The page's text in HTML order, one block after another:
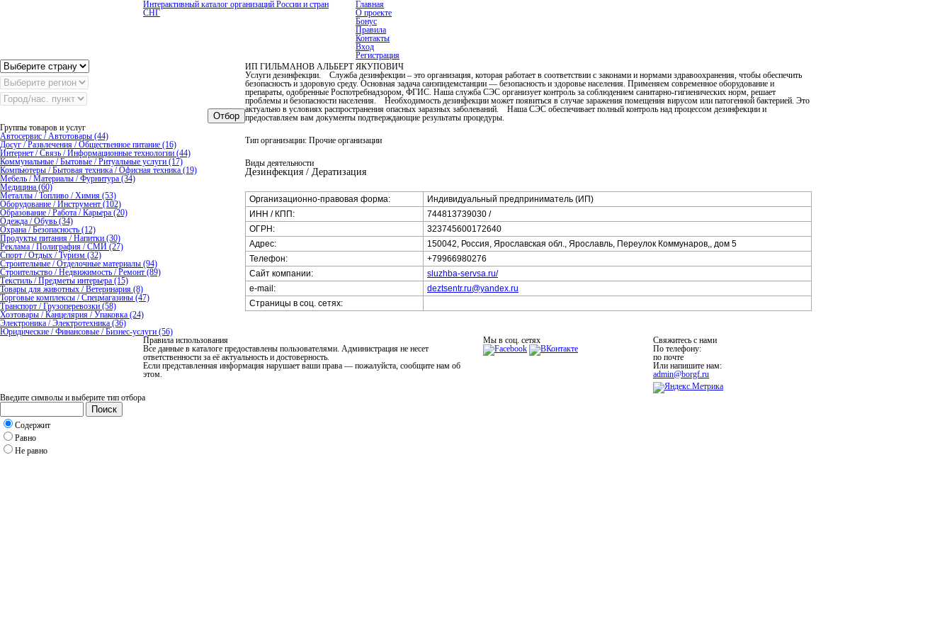
Интерактивный каталог организаций России и стран
СНГ
Главная
О проекте
Бонус
Правила
Контакты
Вход
Регистрация
Отбор
Группы товаров и услуг
Автосервис / Автотовары (44)
Досуг / Развлечения / Общественное питание (16)
Интернет / Связь / Информационные технологии (44)
Коммунальные / Бытовые / Ритуальные услуги (17)
Компьютеры / Бытовая техника / Офисная техника (19)
Мебель / Материалы / Фурнитура (34)
Медицина (60)
Металлы / Топливо / Химия (53)
Оборудование / Инструмент (102)
Образование / Работа / Карьера (20)
Одежда / Обувь (34)
Охрана / Безопасность (12)
Продукты питания / Напитки (30)
Реклама / Полиграфия / СМИ (27)
Спорт / Отдых / Туризм (32)
Строительные / Отделочные материалы (94)
Строительство / Недвижимость / Ремонт (89)
Текстиль / Предметы интерьера (15)
Товары для животных / Ветеринария (8)
Торговые комплексы / Спецмагазины (47)
Транспорт / Грузоперевозки (58)
Хозтовары / Канцелярия / Упаковка (24)
Электроника / Электротехника (36)
Юридические / Финансовые / Бизнес-услуги (56)
ИП ГИЛЬМАНОВ АЛЬБЕРТ ЯКУПОВИЧ
Услуги дезинфекции. Служба дезинфекции – это организация, которая работает в соответствии с законами и нормами здравоохранения, чтобы обеспечить
безопасность и здоровую среду. Основная задача санэпидемстанции — безопасность и здоровье населения. Применяем современное оборудование и
препараты, одобренные Роспотребнадзором, ФГИС. Наша служба СЭС организует контроль за соблюдением санитарно-гигиенических норм, решает
проблемы и безопасности населения. Необходимость дезинфекции может появиться в случае заражения помещения вирусом или патогенной бактерией. Это
актуально в условиях распространения опасных заразных заболеваний. Наша СЭС обеспечивает полный контроль над процессом дезинфекции и
предоставляем вам документы подтверждающие результаты процедуры.
Тип организации: Прочие организации
Виды деятельности
Дезинфекция / Дератизация
Организационно-правовая форма:
Индивидуальный предприниматель (ИП)
ИНН / КПП:
744813739030 /
ОГРН:
323745600172640
Адрес:
150042, Россия, Ярославская обл., Ярославль, Переулок Коммунаров,, дом 5
Телефон:
+79966980276
Сайт компании:
sluzhba-servsa.ru/
e-mail:
deztsentr.ru@yandex.ru
Страницы в соц. сетях:
Правила использования
Все данные в каталоге предоставлены пользователями. Администрация не несет
ответственности за её актуальность и достоверность.
Если представленная информация нарушает ваши права — пожалуйста, сообщите нам об
этом.
Мы в соц. сетях
Свяжитесь с нами
По телефону:
по почте
Или напишите нам:
admin@borgf.ru
Введите символы и выберите тип отбора
Поиск
Содержит
Равно
Не равно